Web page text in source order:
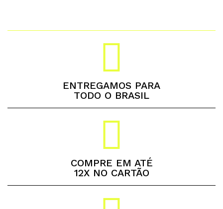
ENTREGAMOS PARA
TODO O BRASIL
COMPRE EM ATÉ
12X NO CARTÃO